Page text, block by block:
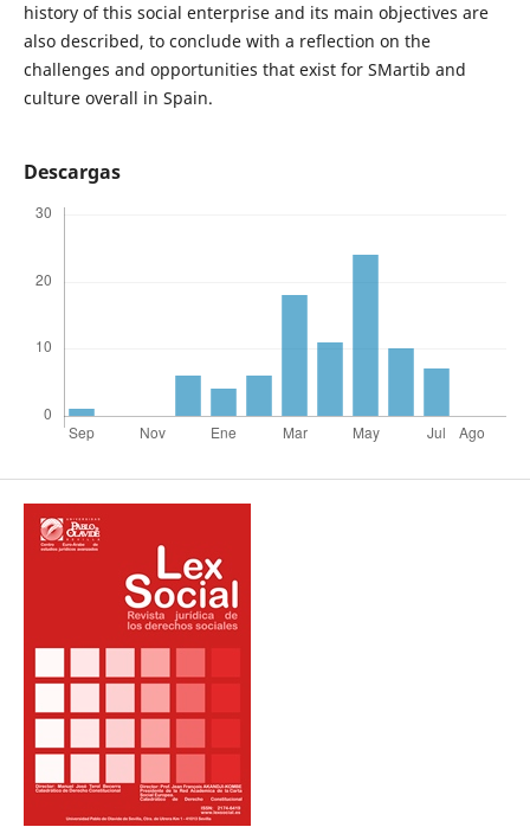
history of this social enterprise and its main objectives are
also described, to conclude with a reflection on the
challenges and opportunities that exist for SMartib and
culture overall in Spain.
Descargas